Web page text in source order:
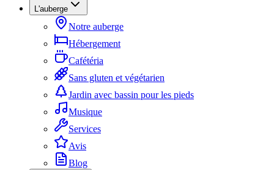
L'auberge
Notre auberge
Hébergement
Cafétéria
Sans gluten et végétarien
Jardin avec bassin pour les pieds
Musique
Services
Avis
Blog